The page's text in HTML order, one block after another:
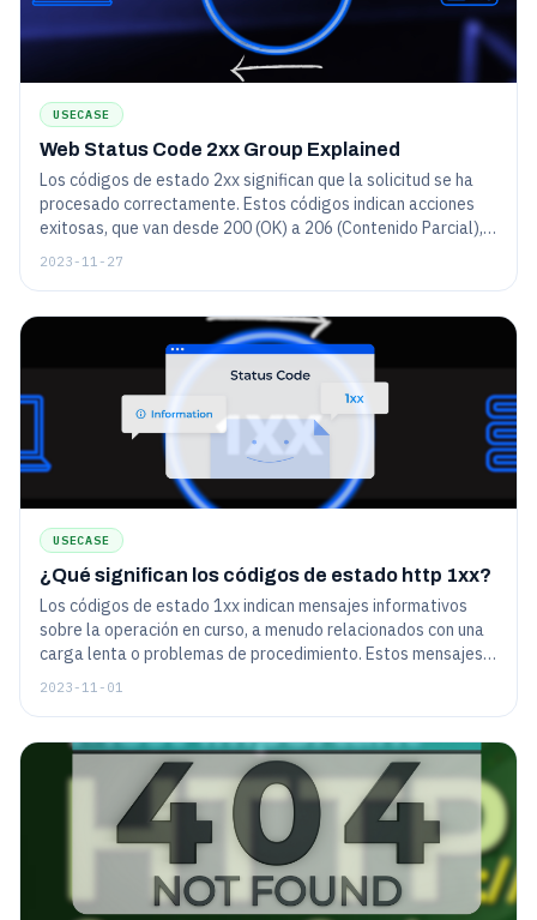
USECASE
Web Status Code 2xx Group Explained
Los códigos de estado 2xx significan que la solicitud se ha
procesado correctamente. Estos códigos indican acciones
exitosas, que van desde 200 (OK) a 206 (Contenido Parcial),
confirmando la comunicación efectiva entre el cliente y el
2023-11-27
USECASE
¿Qué significan los códigos de estado http 1xx?
Los códigos de estado 1xx indican mensajes informativos
sobre la operación en curso, a menudo relacionados con una
carga lenta o problemas de procedimiento. Estos mensajes
no son visibles para el usuario final y no indican ningún error
2023-11-01